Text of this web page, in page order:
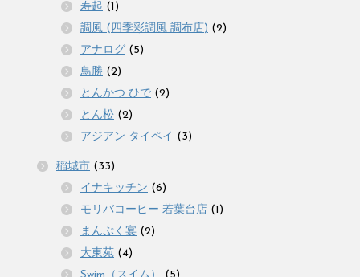
寿起 (1)
調風 (四季彩調風 調布店) (2)
アナログ (5)
鳥勝 (2)
とんかつ ひで (2)
とん松 (2)
アジアン タイペイ (3)
稲城市 (33)
イナキッチン (6)
モリバコーヒー 若葉台店 (1)
まんぷく宴 (2)
大東苑 (4)